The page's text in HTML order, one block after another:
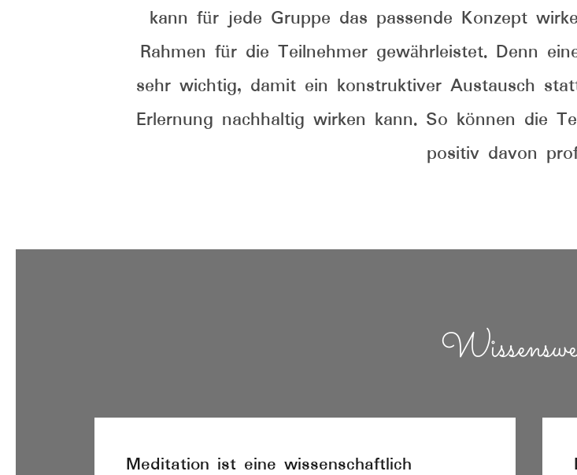
kann für jede Gruppe das passende Konzept
Rahmen für die Teilnehmer gewährleistet. Denn
sehr wichtig, damit ein konstruktiver Austausch
Erlernung nachhaltig wirken kann. So können die
positiv davon
Meditation ist eine wissenschaftlich